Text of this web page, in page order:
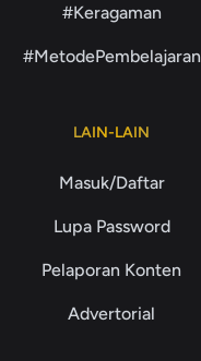
#Keragaman
#MetodePembelajaran
LAIN-LAIN
Masuk/Daftar
Lupa Password
Pelaporan Konten
Advertorial